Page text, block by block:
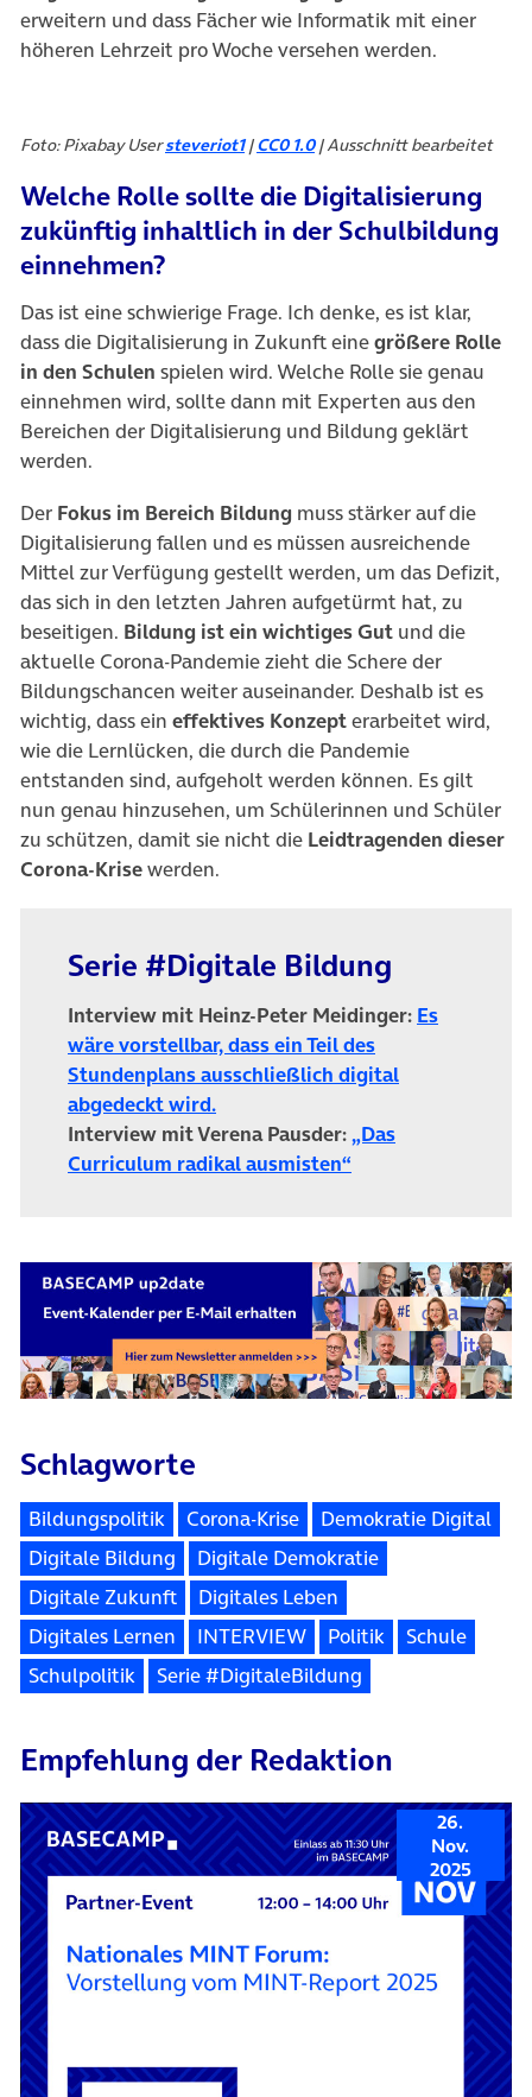
erweitern und dass Fächer wie Informatik mit einer
höheren Lehrzeit pro Woche versehen werden.
Foto: Pixabay Usersteveriot1|CC0 1.0| Ausschnitt bearbeitet
Welche Rolle sollte die Digitalisierung
zukünftig inhaltlich in der Schulbildung
einnehmen?
Das ist eine schwierige Frage. Ich denke, es ist klar,
dass die Digitalisierung in Zukunft einegrößere Rolle
in den Schulen spielen wird. Welche Rolle sie genau
einnehmen wird, sollte dann mit Experten aus den
Bereichen der Digitalisierung und Bildung geklärt
werden.
Der Fokus im Bereich Bildung muss stärker auf die
Digitalisierung fallen und es müssen ausreichende
Mittel zur Verfügung gestellt werden, um das Defizit,
das sich in den letzten Jahren aufgetürmt hat, zu
beseitigen. Bildung ist ein wichtiges Gut und die
aktuelle Corona-Pandemie zieht die Schere der
Bildungschancen weiter auseinander. Deshalb ist es
wichtig, dass ein effektives Konzepterarbeitet wird,
wie die Lernlücken, die durch die Pandemie
entstanden sind, aufgeholt werden können. Es gilt
nun genau hinzusehen, um Schülerinnen und Schüler
zu schützen, damit sie nicht die Leidtragenden dieser
Corona-Krisewerden.
Serie #Digitale Bildung
Interview mit Heinz-Peter Meidinger: Es
wäre vorstellbar, dass ein Teil des
Stundenplans ausschließlich digital
abgedeckt wird.
Interview mit Verena Pausder:„Das
Curriculum radikal ausmisten“
Schlagworte
Bildungspolitik Corona-Krise
Demokratie Digital
Digitale Bildung
Digitale Demokratie
Digitale Zukunft
Digitales Leben
Digitales Lernen
INTERVIEW Politik
Schule
Schulpolitik
Serie #DigitaleBildung
Empfehlung der Redaktion
26.
Nov.
2025